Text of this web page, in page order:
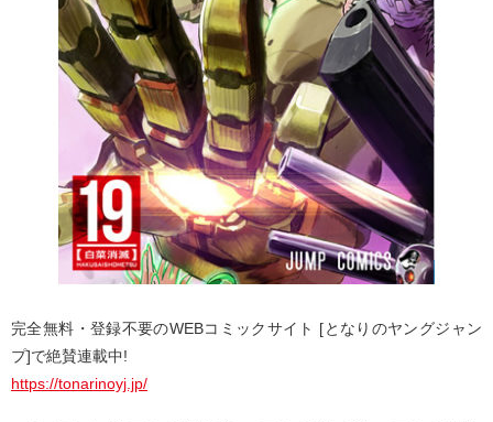
完全無料・登録不要のWEBコミックサイト [となりのヤングジャン
プ]で絶賛連載中!
https://tonarinoyj.jp/